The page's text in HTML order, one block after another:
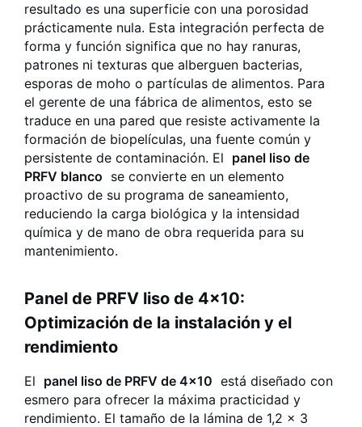
resultado es una superficie con una porosidad
prácticamente nula. Esta integración perfecta de
forma y función significa que no hay ranuras,
patrones ni texturas que alberguen bacterias,
esporas de moho o partículas de alimentos. Para
el gerente de una fábrica de alimentos, esto se
traduce en una pared que resiste activamente la
formación de biopelículas, una fuente común y
persistente de contaminación. El panel liso de
PRFV blanco se convierte en un elemento
proactivo de su programa de saneamiento,
reduciendo la carga biológica y la intensidad
química y de mano de obra requerida para su
mantenimiento.
Panel de PRFV liso de 4x10:
Optimización de la instalación y el
rendimiento
El panel liso de PRFV de 4x10 está diseñado con
esmero para ofrecer la máxima practicidad y
rendimiento. El tamaño de la lámina de 1,2 x 3